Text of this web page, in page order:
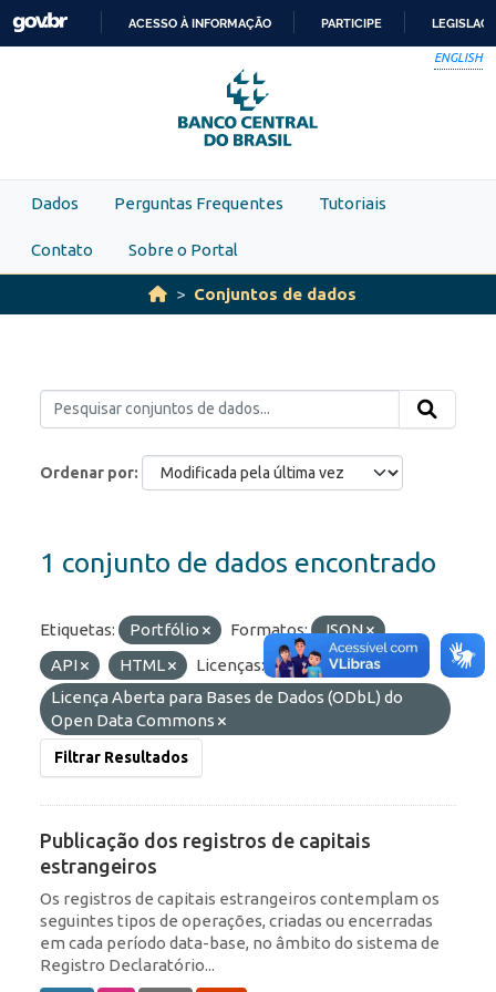
Skip to main content
PARA
O
CONTEÚDO
ACESSO À INFORMAÇÃO PARTICIPE
ENGLISH
Dados Perguntas Frequentes Tutoriais
Contato Sobre o Portal
Conjuntos de dados
Ordenar por
1 conjunto de dados encontrado
Etiquetas: Portfólio Formatos:
JSON
API
HTML
Licenças:
Licença Aberta para Bases de Dados (ODbL) do
Open Data Commons
Filtrar Resultados
Publicação dos registros de capitais
estrangeiros
Os registros de capitais estrangeiros contemplam os
seguintes tipos de operações, criadas ou encerradas
em cada período data-base, no âmbito do sistema de
Registro Declaratório...